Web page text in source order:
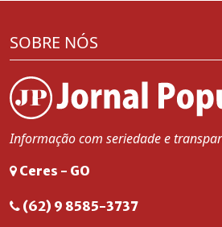
SOBRE NÓS
Informação com seriedade e
Ceres - GO
(62) 9 8585-3737